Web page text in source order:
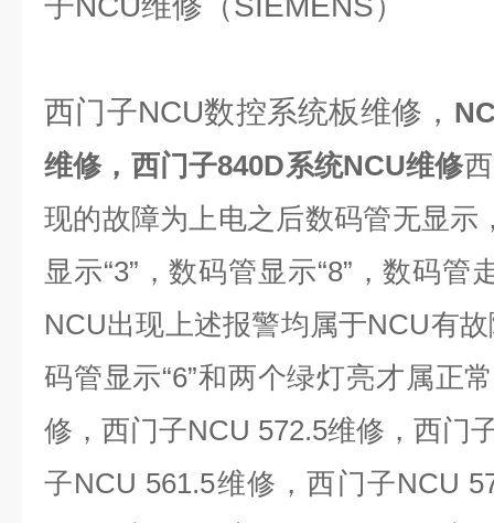
西门子NCU数控系统板维修，
维修，西门子840D系统NCU维修
现的故障为上电之后数码管无显示
显示“3”，数码管显示“8”，数码管
NCU出现上述报警均属于NCU有
码管显示“6”和两个绿灯亮才属正
修，西门子NCU 572.5维修，西门
子NCU 561.5维修，西门子NCU